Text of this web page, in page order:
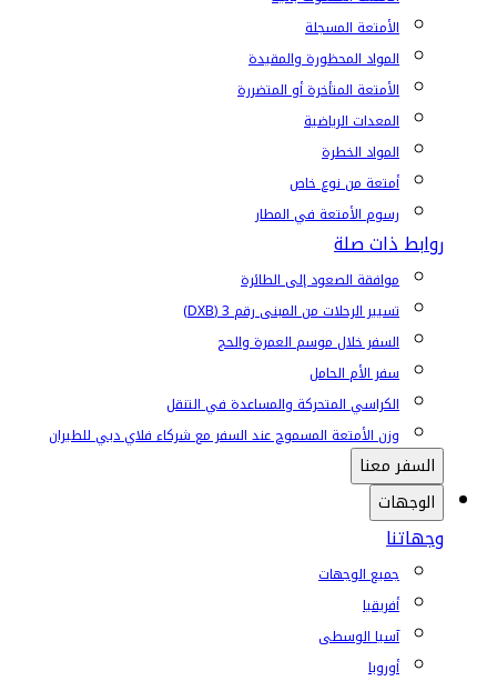
الأمتعة المسجلة
المواد المحظورة والمقيدة
الأمتعة المتأخرة أو المتضررة
المعدات الرياضية
المواد الخطرة
أمتعة من نوع خاص
رسوم الأمتعة في المطار
روابط ذات صلة
موافقة الصعود إلى الطائرة
تسيير الرحلات من المبنى رقم 3 (DXB)
السفر خلال موسم العمرة والحج
سفر الأم الحامل
الكراسي المتحركة والمساعدة في التنقل
وزن الأمتعة المسموح عند السفر مع شركاء فلاي دبي للطيران
السفر معنا
الوجهات
وجهاتنا
جميع الوجهات
أفريقيا
آسيا الوسطى
أوروبا